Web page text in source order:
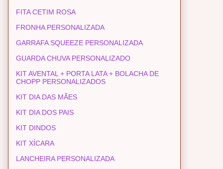
FITA CETIM ROSA
FRONHA PERSONALIZADA
GARRAFA SQUEEZE PERSONALIZADA
GUARDA CHUVA PERSONALIZADO
KIT AVENTAL + PORTA LATA + BOLACHA DE
CHOPP PERSONALIZADOS
KIT DIA DAS MÃES
KIT DIA DOS PAIS
KIT DINDOS
KIT XÍCARA
LANCHEIRA PERSONALIZADA